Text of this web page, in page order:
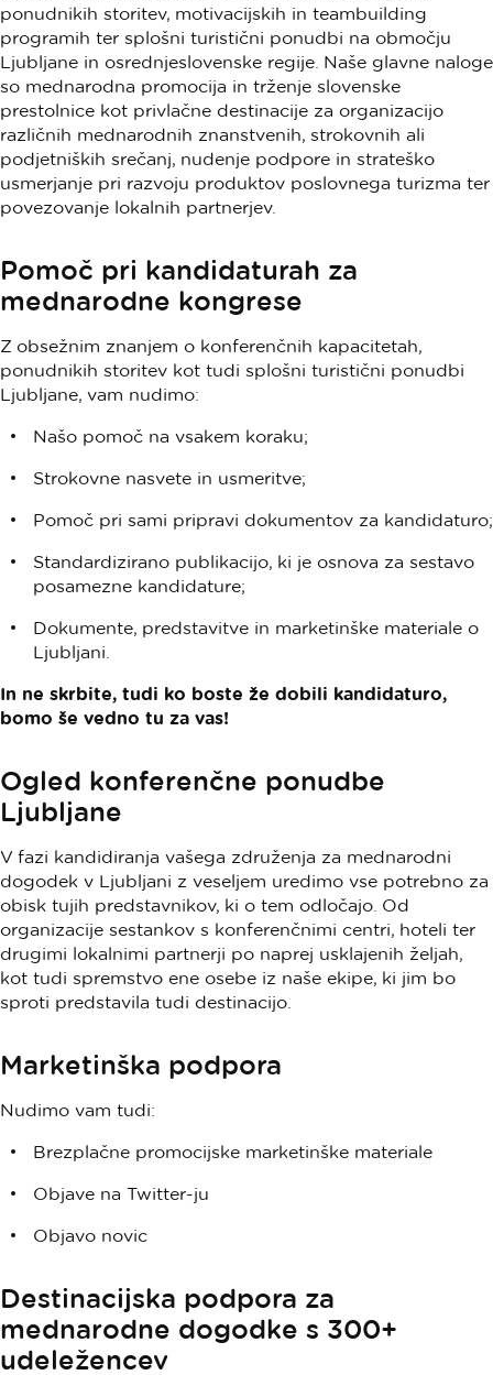
ponudnikih storitev, motivacijskih in teambuilding
programih ter splošni turistični ponudbi na območju
Ljubljane in osrednjeslovenske regije. Naše glavne naloge
so mednarodna promocija in trženje slovenske
prestolnice kot privlačne destinacije za organizacijo
različnih mednarodnih znanstvenih, strokovnih ali
podjetniških srečanj, nudenje podpore in strateško
usmerjanje pri razvoju produktov poslovnega turizma ter
povezovanje lokalnih partnerjev.
Pomoč pri kandidaturah za
mednarodne kongrese
Z obsežnim znanjem o konferenčnih kapacitetah,
ponudnikih storitev kot tudi splošni turistični ponudbi
Ljubljane, vam nudimo:
Našo pomoč na vsakem koraku;
Strokovne nasvete in usmeritve;
Pomoč pri sami pripravi dokumentov za kandidaturo;
Standardizirano publikacijo, ki je osnova za sestavo
posamezne kandidature;
Dokumente, predstavitve in marketinške materiale o
Ljubljani.
In ne skrbite, tudi ko boste že dobili kandidaturo,
bomo še vedno tu za vas!
Ogled konferenčne ponudbe
Ljubljane
V fazi kandidiranja vašega združenja za mednarodni
dogodek v Ljubljani z veseljem uredimo vse potrebno za
obisk tujih predstavnikov, ki o tem odločajo. Od
organizacije sestankov s konferenčnimi centri, hoteli ter
drugimi lokalnimi partnerji po naprej usklajenih željah,
kot tudi spremstvo ene osebe iz naše ekipe, ki jim bo
sproti predstavila tudi destinacijo.
Marketinška podpora
Nudimo vam tudi:
Brezplačne promocijske marketinške materiale
Objave na Twitter-ju
Objavo novic
Destinacijska podpora za
mednarodne dogodke s 300+
udeležencev